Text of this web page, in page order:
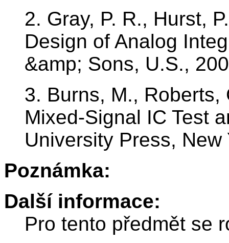
2. Gray, P. R., Hurst,
Design of Analog
&amp; Sons, U.S.,
3. Burns, M., Roberts,
Mixed-Signal IC Test
University Press, New
Poznámka:
Další informace:
Pro tento předmět se